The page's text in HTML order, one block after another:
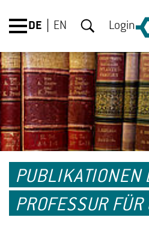
DE EN Login
PUBLIKATIONEN
PROFESSUR